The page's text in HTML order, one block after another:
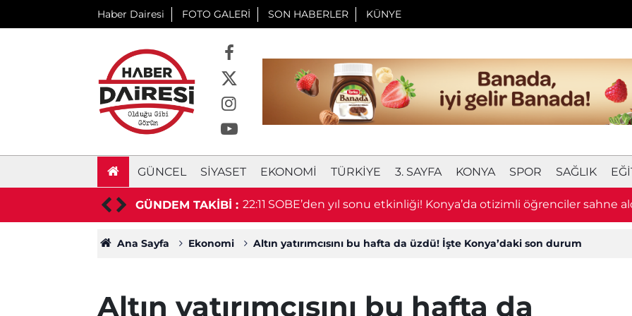
Haber Dairesi FOTO GALERİ SON HABERLER KÜNYE
GÜNCEL SIYASET EKONOMI TÜRKIYE 3. SAYFA KONYA SPOR SAĞLIK
GÜNDEM TAKİBİ :
sonra kendisini vurdu 22:11 SOBE’den yıl sonu etkinliği! Konya’da otizimli öğrenciler sahne
Ana Sayfa Ekonomi Altın yatırımcısını bu hafta da üzdü! İşte Konya’daki son durum
Altın yatırımcısını bu hafta da